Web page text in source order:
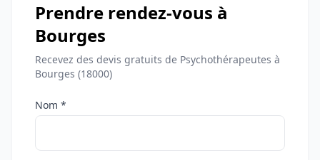
Prendre rendez-vous à
Bourges
Recevez des devis gratuits de Psychothérapeutes à
Bourges (18000)
Nom *